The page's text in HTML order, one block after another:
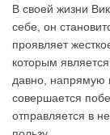
В своей жизни
себе, он
проявляет
которым
давно, напрямую
совершается
отправляется в